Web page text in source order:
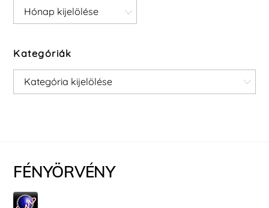
Archívum
Kategóriák
Kategóriák
FÉNYÖRVÉNY